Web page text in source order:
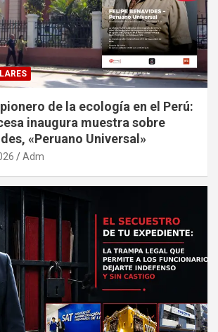
de la ecología en el Perú:
inaugura muestra sobre
«Peruano Universal»
Adm